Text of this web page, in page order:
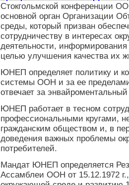
Стокгольмской конференции
основной орган Организации
среды, который призван
сотрудничеству в интересах
деятельности,
целью улучшения качества их
ЮНЕП определяет политику и
системы ООН и за ее
отвечает за
ЮНЕП работает в тесном
профессиональными кругами,
гражданским обществом и, в
доведения важных проблемы
потребителей.
Мандат ЮНЕП определяется
Ассамблеи ООН от 15.12.1972